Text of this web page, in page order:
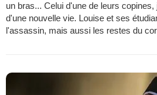
un bras... Celui d'une de leurs
d'une nouvelle vie. Louise et ses
l'assassin, mais aussi les restes du